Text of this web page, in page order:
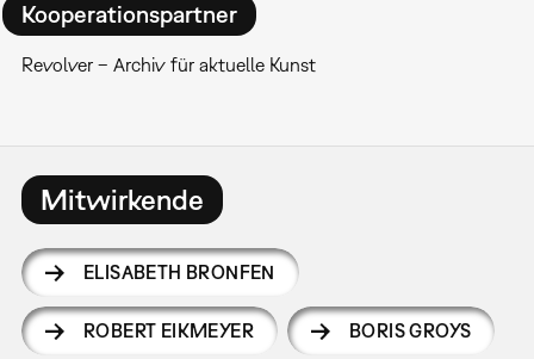
Kooperationspartner
Revolver – Archiv für aktuelle Kunst
Mitwirkende
ELISABETH BRONFEN
ROBERT EIKMEYER BORIS GROYS